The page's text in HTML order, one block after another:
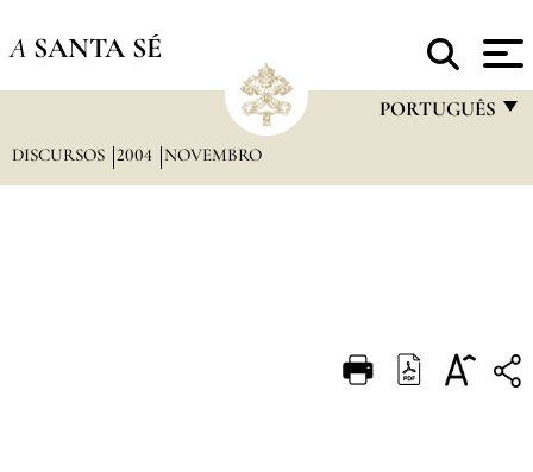
A SANTA SÉ
PORTUGUÊS
DEUTSCH
DISCURSOS 2004 NOVEMBRO